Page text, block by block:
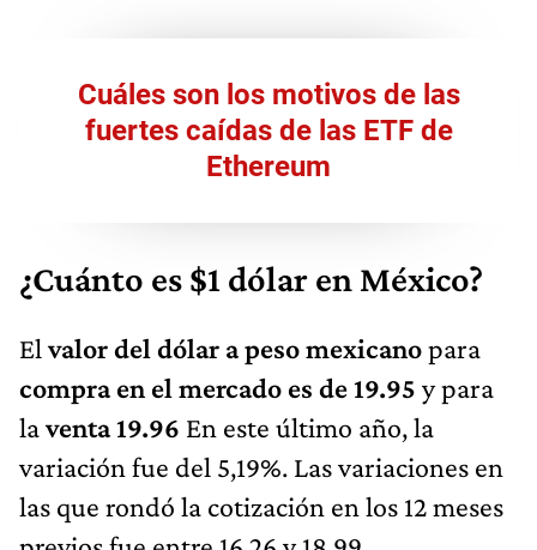
Cuáles son los motivos de las
fuertes caídas de las ETF de
Ethereum
¿Cuánto es $1 dólar en México?
Elvalor del dólar a peso mexicanopara
compra en el mercado es de 19.95 y para
laventa 19.96 En este último año, la
variación fue del 5,19%. Las variaciones en
las que rondó la cotización en los 12 meses